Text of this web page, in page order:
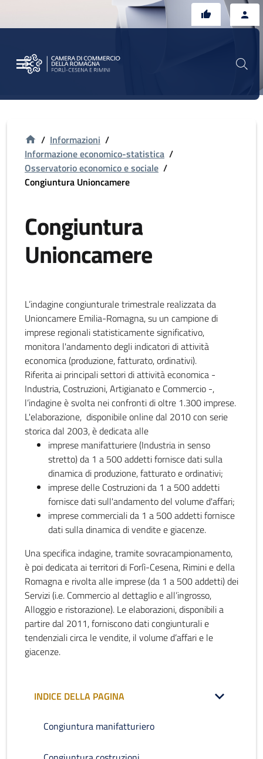
/ Informazioni /
Informazione economico-statistica /
Osservatorio economico e sociale /
Congiuntura Unioncamere
Congiuntura
Unioncamere
L’indagine congiunturale trimestrale realizzata da
Unioncamere Emilia-Romagna, su un campione di
imprese regionali statisticamente significativo,
monitora l'andamento degli indicatori di attività
economica (produzione, fatturato, ordinativi).
Riferita ai principali settori di attività economica -
Industria, Costruzioni, Artigianato e Commercio -,
l’indagine è svolta nei confronti di oltre 1.300 imprese.
L'elaborazione, disponibile online dal 2010 con serie
storica dal 2003, è dedicata alle
imprese manifatturiere (Industria in senso
stretto) da 1 a 500 addetti fornisce dati sulla
dinamica di produzione, fatturato e ordinativi;
imprese delle Costruzioni da 1 a 500 addetti
fornisce dati sull'andamento del volume d'affari;
imprese commerciali da 1 a 500 addetti fornisce
dati sulla dinamica di vendite e giacenze.
Una specifica indagine, tramite sovracampionamento,
è poi dedicata ai territori di Forlì-Cesena, Rimini e della
Romagna e rivolta alle imprese (da 1 a 500 addetti) dei
Servizi (i.e. Commercio al dettaglio e all’ingrosso,
Alloggio e ristorazione). Le elaborazioni, disponibili a
partire dal 2011, forniscono dati congiunturali e
tendenziali circa le vendite, il volume d’affari e le
giacenze.
INDICE DELLA PAGINA
Congiuntura manifatturiero